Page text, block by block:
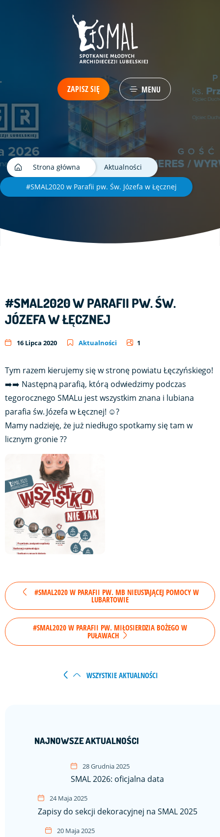
ZAPISZ SIĘ MENU
Strona główna Aktualności
#SMAL2020 w Parafii pw. Św. Józefa w Łęcznej
#SMAL2020 W PARAFII PW. ŚW.
JÓZEFA W ŁĘCZNEJ
16 Lipca 2020 Aktualności 1
Tym razem kierujemy się w stronę powiatu Łęczyńskiego!
➡️➡️ Następną parafią, którą odwiedzimy podczas
tegorocznego SMALu jest wszystkim znana i lubiana
parafia św. Józefa w Łęcznej! ☺️?
Mamy nadzieję, że już niedługo spotkamy się tam w
licznym gronie ??
#SMAL2020 W PARAFII PW. MB NIEUSTAJĄCEJ POMOCY W
LUBARTOWIE
#SMAL2020 W PARAFII PW. MIŁOSIERDZIA BOŻEGO W
PUŁAWACH
WSZYSTKIE AKTUALNOŚCI
NAJNOWSZE AKTUALNOŚCI
28 Grudnia 2025
SMAL 2026: oficjalna data
24 Maja 2025
Zapisy do sekcji dekoracyjnej na SMAL 2025
20 Maja 2025